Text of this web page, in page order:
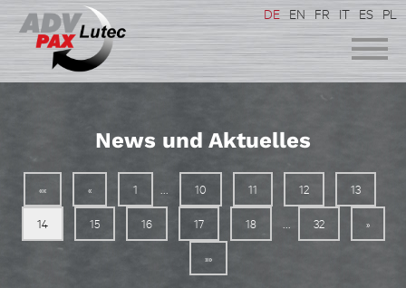
DE EN FR IT ES PL
News und Aktuelles
«« « 1 ... 10 11 12 13
14 15 16 17 18 ... 32 »
»»